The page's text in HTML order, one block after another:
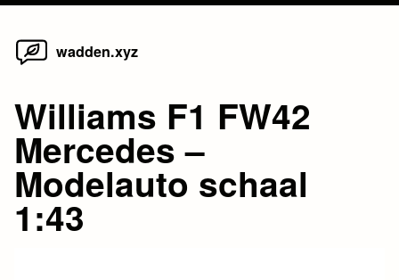
Skip
wadden.xyz
Williams F1 FW42
Mercedes –
Modelauto schaal
1:43